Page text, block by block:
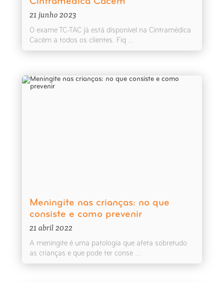
21 junho 2023
O exame TC-TAC já está disponível na Cintramédica
Cacém a todos os clientes. Fiq ...
Meningite nas crianças: no que
consiste e como prevenir
21 abril 2022
A meningite é uma patologia que afeta sobretudo
as crianças e que pode ter conse ...